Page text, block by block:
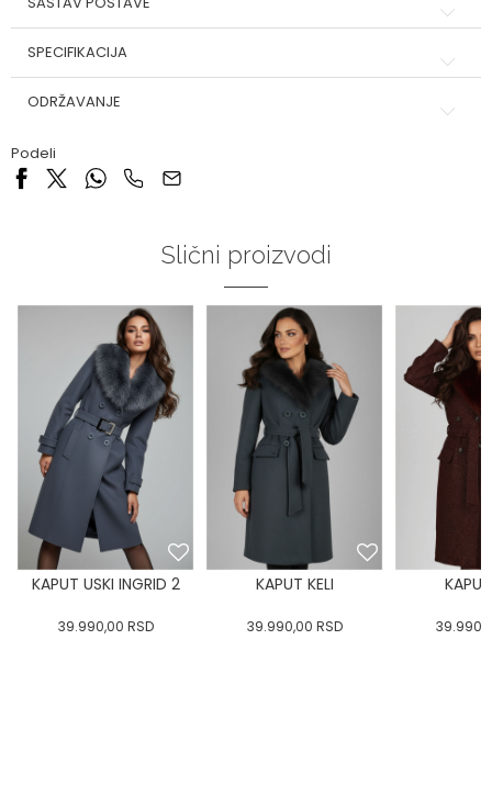
SPECIFIKACIJA
ODRŽAVANJE
Podeli
Slični proizvodi
KAPUT USKI INGRID 2
39.990,00 RSD
KAPUT KELI
39.990,00 RSD